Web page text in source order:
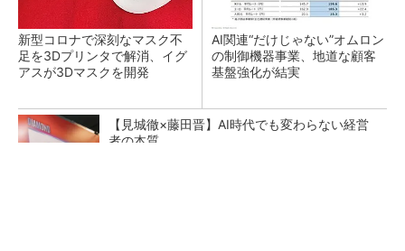
新型コロナで深刻なマスク不
足を3Dプリンタで解消、イグ
アスが3Dマスクを開発
AI関連“だけじゃない”オムロン
の制御機器事業、地道な顧客
基盤強化が結実
【見城徹×藤田晋】AI時代でも変わらない経営
者の本質